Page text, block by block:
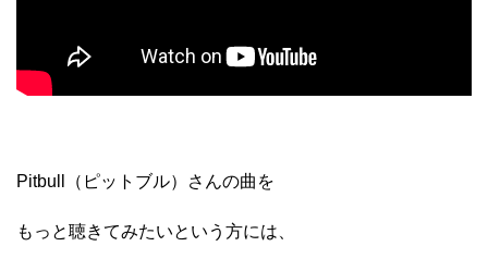
Pitbull（ピットブル）さんの曲を
もっと聴きてみたいという方には、